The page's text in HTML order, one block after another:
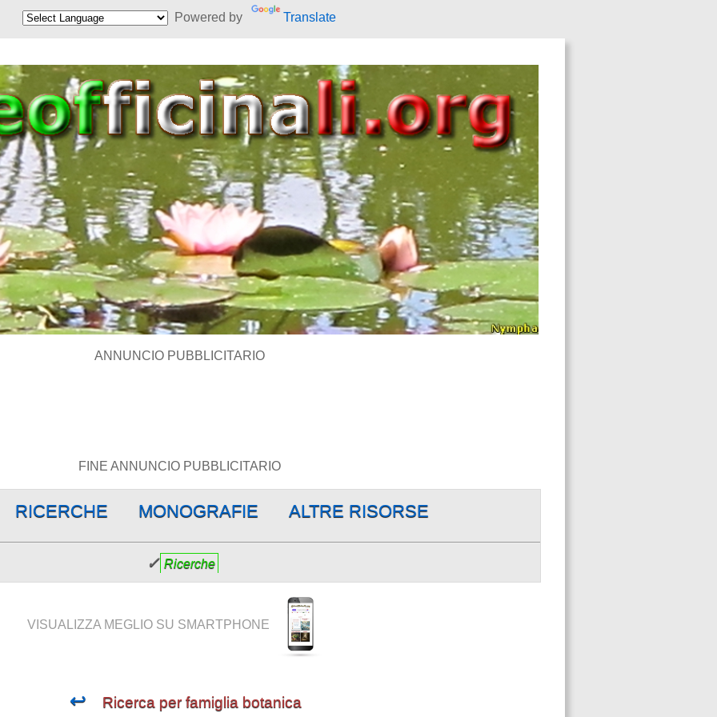
Powered by Translate
ANNUNCIO PUBBLICITARIO
FINE ANNUNCIO PUBBLICITARIO
RICERCHE MONOGRAFIE ALTRE RISORSE
✓ Ricerche
VISUALIZZA MEGLIO SU SMARTPHONE
↩ Ricerca per famiglia botanica